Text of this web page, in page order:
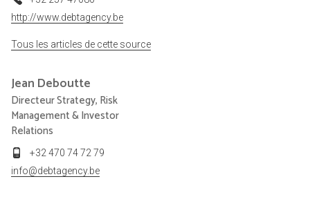
http://www.debtagency.be
Tous les articles de cette source
Jean Deboutte
Directeur Strategy, Risk
Management & Investor
Relations
+32 470 74 72 79
info@debtagency.be